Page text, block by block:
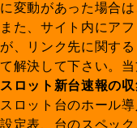
に変動があった場合は
また、サイト内にア
が、リンク先に関す
て解決して下さい。
スロット新台速報の
スロット台のホール導
設定表、台のスペッ